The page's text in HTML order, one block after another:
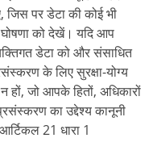
जिस पर डेटा की कोई भी
घोषणा को देखें। यदि आप
डेटा को और संसाधित
के लिए सुरक्षा-योग्य
हों, जो आपके हितों, अधिकारों
का उद्देश्य कानूनी
21 धारा 1